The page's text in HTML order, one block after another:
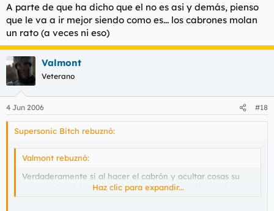
A parte de que ha dicho que el no es asi y demás, pienso
que le va a ir mejor siendo como es... los cabrones molan
un rato (a veces ni eso)
Valmont
Veterano
4 Jun 2006 #18
Supersonic Bitch rebuznó:
Valmont rebuznó:
Verdaderamente si al hacer el cabrón y ocultar cosas su
conciencia no le deja dormir, mejor que sea él mismo.
Haz clic para expandir...